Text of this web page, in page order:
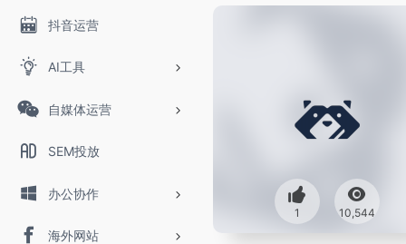
抖音运营
AI工具
自媒体运营
SEM投放
办公协作
海外网站
1 10,544